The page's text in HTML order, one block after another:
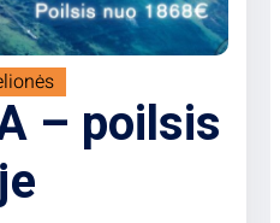
– poilsis